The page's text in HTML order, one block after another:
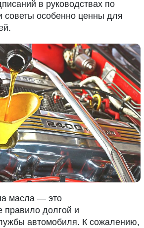
в руководствах по
советы особенно ценны для
масла — это
правило долгой и
автомобиля. К сожалению,